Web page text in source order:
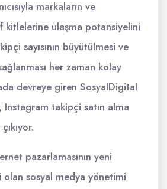
markaların ve
kitlelerine ulaşma potansiyelini
sayısının büyütülmesi ve
her zaman kolay
devreye giren SosyalDigital
takipçi satın alma
pazarlamasının yeni
sosyal medya yönetimi